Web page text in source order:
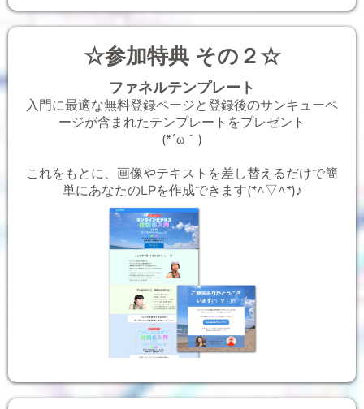
☆参加特典 その２☆
ファネルテンプレート
入門に最適な無料登録ページと登録後のサンキューペ
ージが含まれたテンプレートをプレゼント
(*´ω｀)
これをもとに、画像やテキストを差し替えるだけで簡
単にあなたのLPを作成できます(*^▽^*)♪